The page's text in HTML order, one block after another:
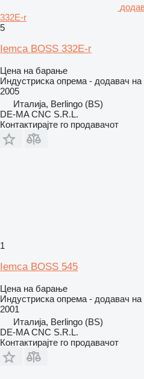
332E-r
5
Iemca BOSS 332E-r
Цена на барање
Индустриска опрема - додавач
2005
Италија, Berlingo (BS)
DE-MA CNC S.R.L.
Контактирајте го продавачот
1
Iemca BOSS 545
Цена на барање
Индустриска опрема - додавач
2001
Италија, Berlingo (BS)
DE-MA CNC S.R.L.
Контактирајте го продавачот